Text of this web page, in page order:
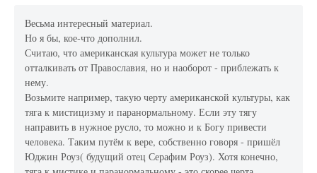
Весьма интересный материал.
Но я бы, кое-что дополнил.
Считаю, что американская культура может не только
отталкивать от Православия, но и наоборот - приблежать к
нему.
Возьмите например, такую черту американской культуры, как
тяга к мистицизму и паранормальному. Если эту тягу
направить в нужное русло, то можно и к Богу привести
человека. Таким путём к вере, собственно говоря - пришёл
Юджин Роуз( будущий отец Серафим Роуз). Хотя конечно,